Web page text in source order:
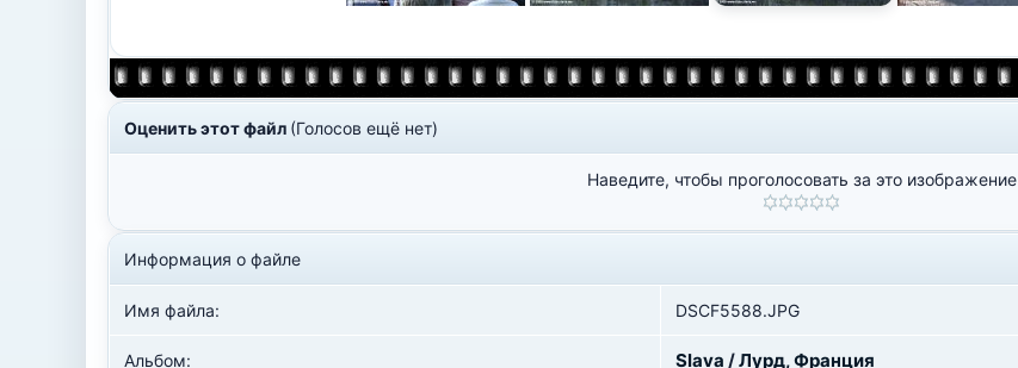
Оценить этот файл (Голосов ещё нет)
Наведите, чтобы проголосовать за это изображение
Информация о файле
Имя файла: DSCF5588.JPG
Альбом: Slava /Лурд, Франция